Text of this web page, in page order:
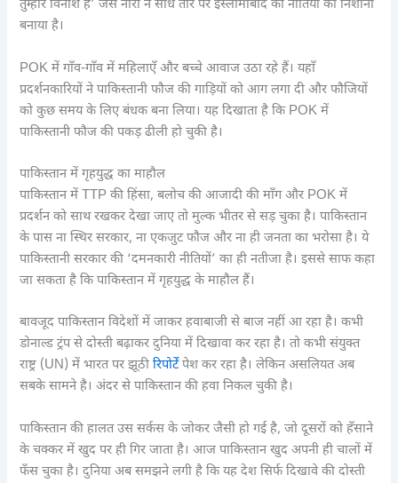
तुम्हारे विनाश हैं’ जैसे नारों ने सीधे तौर पर इस्लामाबाद की नीतियों को निशाना
बनाया है।
POK में गाँव-गाँव में महिलाएँ और बच्चे आवाज उठा रहे हैं। यहाँ
प्रदर्शनकारियों ने पाकिस्तानी फौज की गाड़ियों को आग लगा दी और फौजियों
को कुछ समय के लिए बंधक बना लिया। यह दिखाता है कि POK में
पाकिस्तानी फौज की पकड़ ढीली हो चुकी है।
पाकिस्तान में गृहयुद्ध का माहौल
पाकिस्तान में TTP की हिंसा, बलोच की आजादी की माँग और POK में
प्रदर्शन को साथ रखकर देखा जाए तो मुल्क भीतर से सड़ चुका है। पाकिस्तान
के पास ना स्थिर सरकार, ना एकजुट फौज और ना ही जनता का भरोसा है। ये
पाकिस्तानी सरकार की ‘दमनकारी नीतियों’ का ही नतीजा है। इससे साफ कहा
जा सकता है कि पाकिस्तान में गृहयुद्ध के माहौल हैं।
बावजूद पाकिस्तान विदेशों में जाकर हवाबाजी से बाज नहीं आ रहा है। कभी
डोनाल्ड ट्रंप से दोस्ती बढ़ाकर दुनिया में दिखावा कर रहा है। तो कभी संयुक्त
राष्ट्र (UN) में भारत पर झूठीरिपोर्टेंपेश कर रहा है। लेकिन असलियत अब
सबके सामने है। अंदर से पाकिस्तान की हवा निकल चुकी है।
पाकिस्तान की हालत उस सर्कस के जोकर जैसी हो गई है, जो दूसरों को हँसाने
के चक्कर में खुद पर ही गिर जाता है। आज पाकिस्तान खुद अपनी ही चालों में
फँस चुका है। दुनिया अब समझने लगी है कि यह देश सिर्फ दिखावे की दोस्ती